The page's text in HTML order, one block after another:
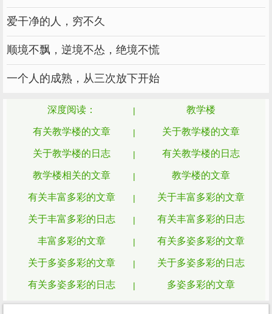
前，楼上的玻璃是那么齐整，窗明几净。楼门是
用玻璃做成的，进入教学楼就会发现长长的楼
道，楼道是那么的干净光滑。
当然最美的还是那一排柳树了，到了春天和
扑在你脸上、身上，就像一朵朵棉花。
啊，我爱你，美丽的校园！你是知识的海
洋，是智慧的源泉，我会永远记住你。
篇四：多彩的校园通用作文
多彩的校园作文350字
下课了，同学们欢快的飞奔出了教室，校园
里立刻热闹起来。同学们有的堆雪人，有的打雪
仗，玩得真开心啊！我觉得同学们最喜欢的就是
打雪仗了。我们班的巴瑞杰把雪团成大雪球向我
扔过来，我向一边一躲，雪球从我的身后擦身而
爱干净的人，穷不久
顺境不飘，逆境不怂，绝境不慌
一个人的成熟，从三次放下开始
深度阅读： 教学楼
有关教学楼的文章 关于教学楼的文章
关于教学楼的日志 有关教学楼的日志
教学楼相关的文章 教学楼的文章
有关丰富多彩的文章 关于丰富多彩的文章
关于丰富多彩的日志 有关丰富多彩的日志
丰富多彩的文章 有关多姿多彩的文章
关于多姿多彩的文章 关于多姿多彩的日志
有关多姿多彩的日志 多姿多彩的文章
有关绚丽多彩的文章 关于绚丽多彩的文章